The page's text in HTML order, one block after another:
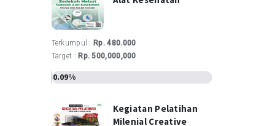
Terkumpul : Rp. 480.000
Target : Rp. 500,000,000
0.09%
Kegiatan Pelatihan
Milenial Creative